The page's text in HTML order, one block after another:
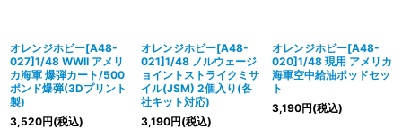
オレンジホビー[A48-
027]1/48 WWII アメリ
カ海軍 爆弾カート/500
ポンド爆弾(3Dプリント
製)
3,520円(税込)
オレンジホビー[A48-
021]1/48 ノルウェージ
ョイントストライクミサ
イル(JSM) 2個入り(各
社キット対応)
3,190円(税込)
オレンジホビー[A48-
020]1/48 現用 アメリカ
海軍空中給油ポッドセッ
ト
3,190円(税込)